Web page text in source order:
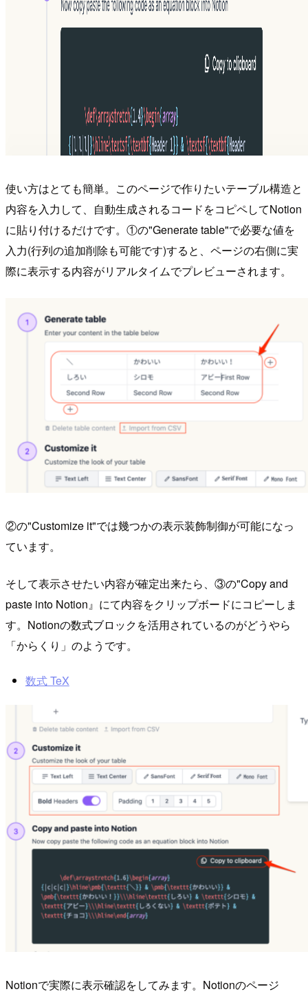
使い方はとても簡単。このページで作りたいテーブル構造と
内容を入力して、自動生成されるコードをコピペしてNotion
に貼り付けるだけです。①の"Generate table"で必要な値を
入力(行列の追加削除も可能です)すると、ページの右側に実
際に表示する内容がリアルタイムでプレビューされます。
②の"Customize it"では幾つかの表示装飾制御が可能になっ
ています。
そして表示させたい内容が確定出来たら、③の"Copy and
paste into Notion』にて内容をクリップボードにコピーしま
す。Notionの数式ブロックを活用されているのがどうやら
「からくり」のようです。
数式 TeX
Notionで実際に表示確認をしてみます。Notionのページ